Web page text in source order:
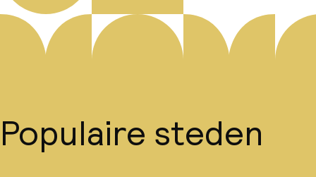
Populaire steden